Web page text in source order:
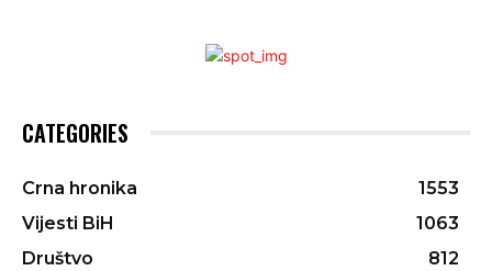
CATEGORIES
Crna hronika
1553
Vijesti BiH
1063
Društvo
812